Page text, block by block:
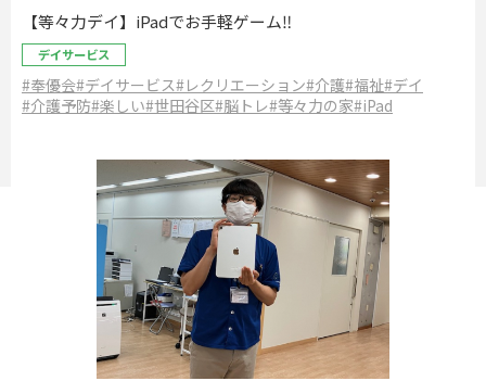
【等々力デイ】iPadでお手軽ゲーム‼
デイサービス
#奉優会#デイサービス#レクリエーション#介護#福祉#デイ
#介護予防#楽しい#世田谷区#脳トレ#等々力の家#iPad